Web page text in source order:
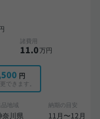
諸費用
11.0万円
円
できます。
品地域
奈川県
納期の目安
11月〜12月